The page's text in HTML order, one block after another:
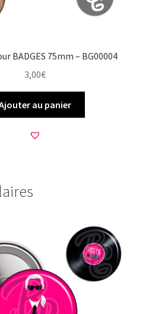
BADGES 75mm – BG00004
3,00€
au panier